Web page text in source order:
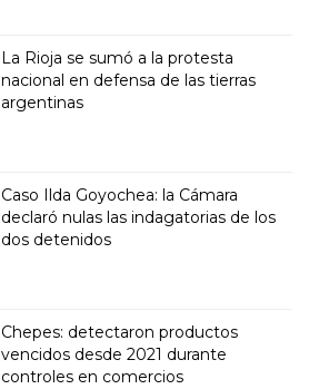
La Rioja se sumó a la protesta
nacional en defensa de las tierras
argentinas
Caso Ilda Goyochea: la Cámara
declaró nulas las indagatorias de los
dos detenidos
Chepes: detectaron productos
vencidos desde 2021 durante
controles en comercios